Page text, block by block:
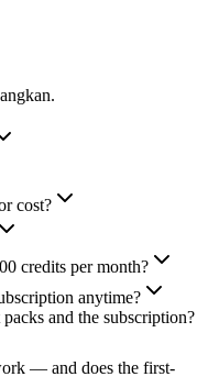
cost?
credits per month?
anytime?
and the subscription?
— and does the first-